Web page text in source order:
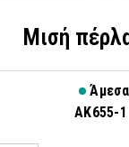
Μισή
AK655-1